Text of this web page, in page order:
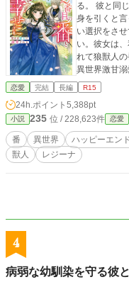
る。 彼と同じ
身を引くと言
い選択をさ
い。彼女は、私と
れて狼獣人
異世界激甘溺
恋愛 完結 長編 R15
24h.ポイント 5,388pt
小説 235 位 / 228,623件 恋愛
番 異世界 ハッピーエン
獣人
レジーナ
4
病弱な幼馴染を守る彼